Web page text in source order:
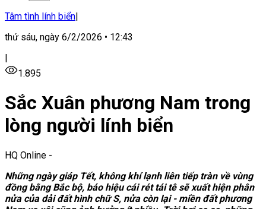
Tâm tình lính biển|
thứ sáu, ngày 6/2/2026 • 12:43
|
1.895
Sắc Xuân phương Nam trong
lòng người lính biển
HQ Online -
Những ngày giáp Tết, không khí lạnh liên tiếp tràn về vùng
đồng bằng Bắc bộ, báo hiệu cái rét tái tê sẽ xuất hiện phân
nửa của dải đất hình chữ S, nửa còn lại - miền đất phương